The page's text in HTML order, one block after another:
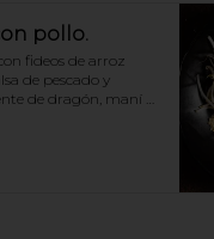
pollo.
fideos de arroz
de pescado y
de dragón, maní